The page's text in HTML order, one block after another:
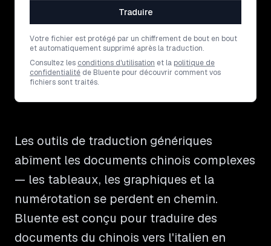
Traduire
Votre fichier est protégé par un chiffrement de bout en bout
et automatiquement supprimé après la traduction.
Consultez les conditions d'utilisation et la politique de
confidentialité de Bluente pour découvrir comment vos
fichiers sont traités.
Les outils de traduction génériques
abîment les documents chinois complexes
— les tableaux, les graphiques et la
numérotation se perdent en chemin.
Bluente est conçu pour traduire des
documents du chinois vers l'italien en